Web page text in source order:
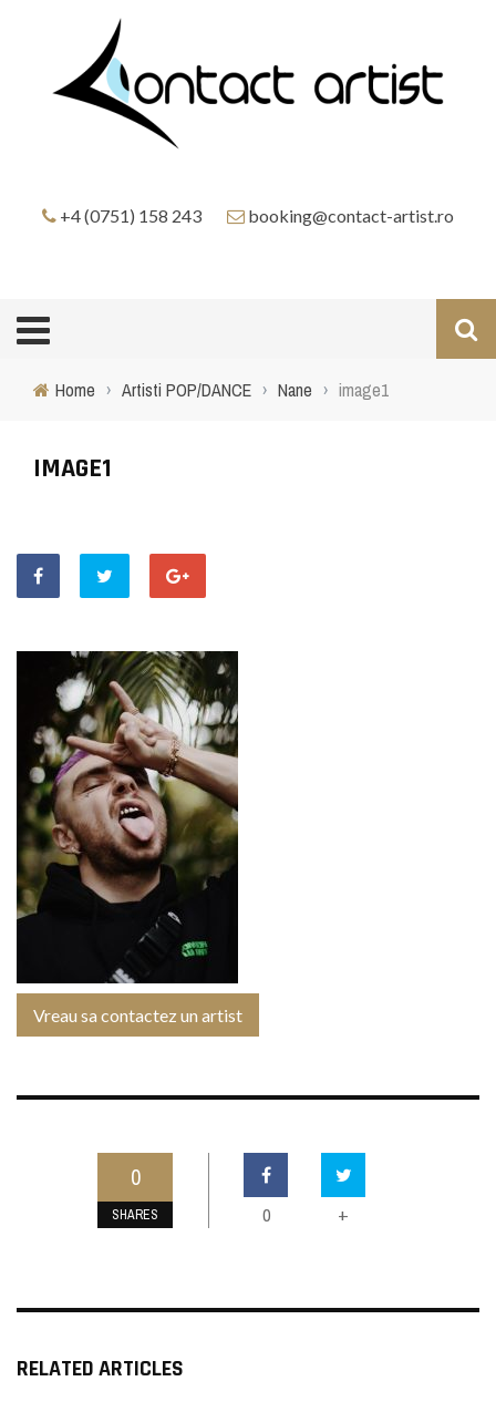
+4 (0751) 158 243 booking@contact-artist.ro
Home › Artisti POP/DANCE › Nane › image1
IMAGE1
Vreau sa contactez un artist
0
SHARES 0 +
RELATED ARTICLES